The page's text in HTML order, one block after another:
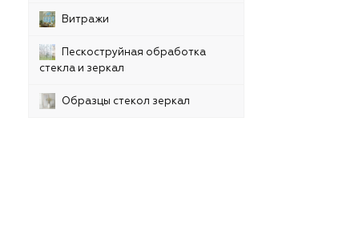
Витражи
Пескоструйная обработка
стекла и зеркал
Образцы стекол зеркал